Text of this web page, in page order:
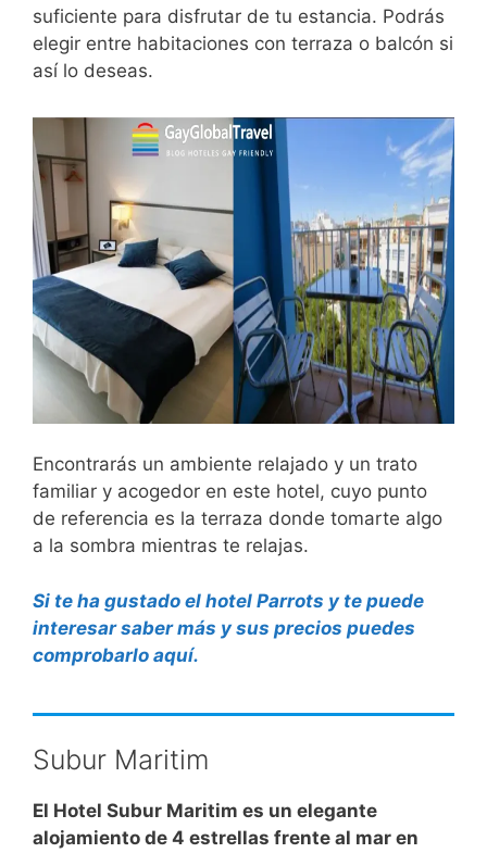
suficiente para disfrutar de tu estancia. Podrás
elegir entre habitaciones con terraza o balcón si
así lo deseas.
Encontrarás un ambiente relajado y un trato
familiar y acogedor en este hotel, cuyo punto
de referencia es la terraza donde tomarte algo
a la sombra mientras te relajas.
Si te ha gustado el hotel Parrots y te puede
interesar saber más y sus precios puedes
comprobarlo aquí.
Subur Maritim
El Hotel Subur Maritim es un elegante
alojamiento de 4 estrellas frente al mar en